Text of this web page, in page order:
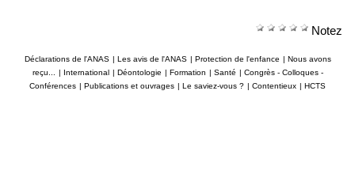
Notez
Déclarations de l'ANAS | Les avis de l'ANAS | Protection de l'enfance | Nous avons
reçu...
| International | Déontologie | Formation | Santé | Congrès - Colloques -
Conférences | Publications et ouvrages | Le saviez-vous ? | Contentieux | HCTS